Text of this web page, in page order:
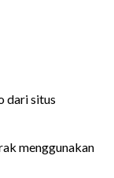
dari situs
menggunakan